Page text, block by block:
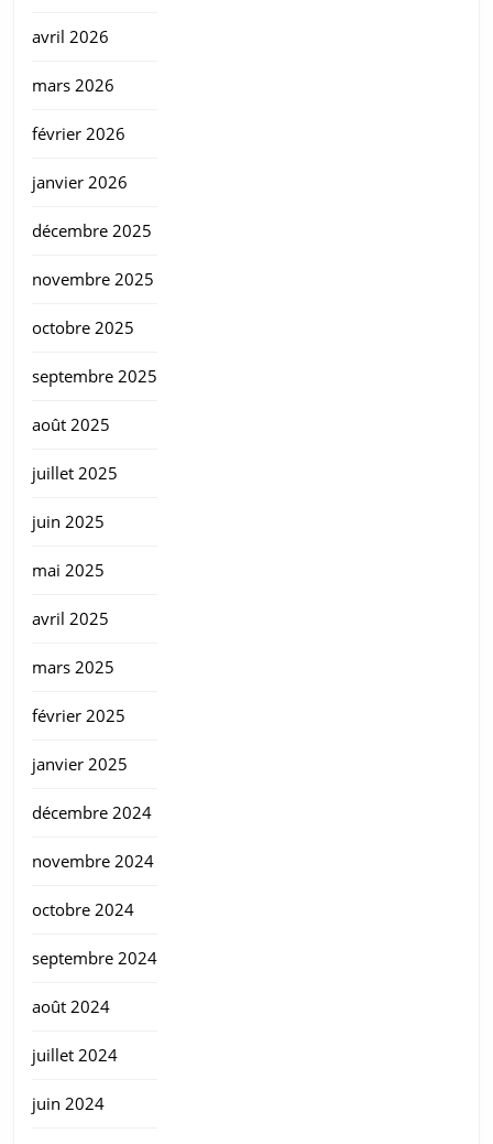
avril 2026
mars 2026
février 2026
janvier 2026
décembre 2025
novembre 2025
octobre 2025
septembre 2025
août 2025
juillet 2025
juin 2025
mai 2025
avril 2025
mars 2025
février 2025
janvier 2025
décembre 2024
novembre 2024
octobre 2024
septembre 2024
août 2024
juillet 2024
juin 2024